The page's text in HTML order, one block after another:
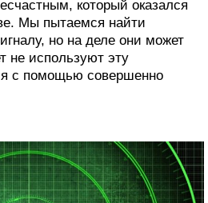
который оказался
Мы пытаемся найти
но на деле они может
не используют эту
с помощью совершенно